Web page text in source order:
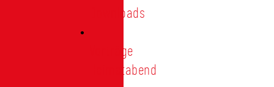
Downloads
Vorträge
Heimatabend